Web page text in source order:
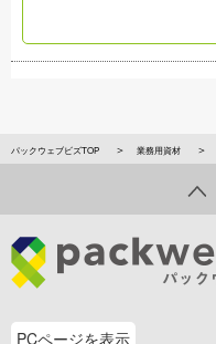
パックウェブビズTOP 業務用資材
PCページを表示